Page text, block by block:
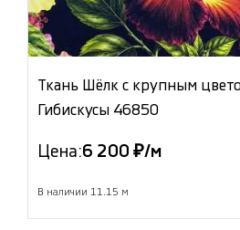
Ткань Шёлк с крупным
Гибискусы 46850
Цена:6 200 ₽/м
В наличии 11.15 м